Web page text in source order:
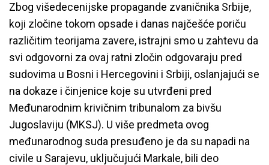
Zbog višedecenijske propagande zvaničnika Srbije,
koji zločine tokom opsade i danas najčešće poriču
različitim teorijama zavere, istrajni smo u zahtevu da
svi odgovorni za ovaj ratni zločin odgovaraju pred
sudovima u Bosni i Hercegovini i Srbiji, oslanjajući se
na dokaze i činjenice koje su utvrđeni pred
Međunarodnim krivičnim tribunalom za bivšu
Jugoslaviju (MKSJ). U više predmeta ovog
međunarodnog suda presuđeno je da su napadi na
civile u Sarajevu, uključujući Markale, bili deo